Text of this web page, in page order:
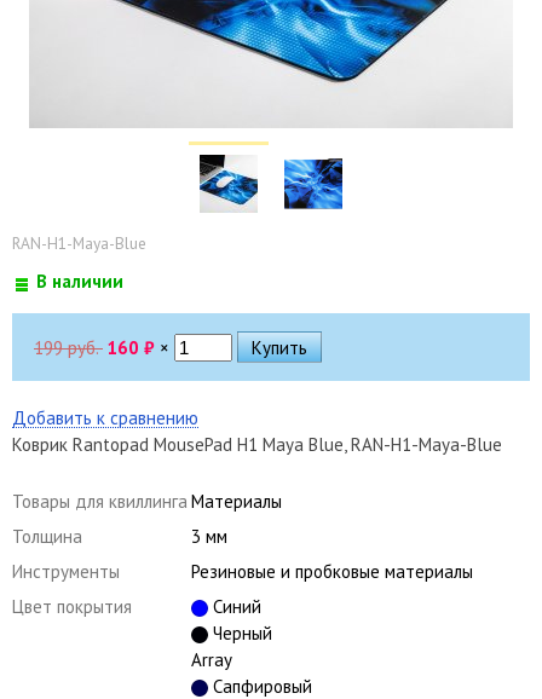
RAN-H1-Maya-Blue
В наличии
199 руб. 160 ₽ ×
Добавить к сравнению
Коврик Rantopad MousePad H1 Maya Blue, RAN-H1-Maya-Blue
Товары для квиллинга Материалы
Толщина
3 мм
Инструменты
Резиновые и пробковые материалы
Цвет покрытия
Синий
Черный
Array
Сапфировый